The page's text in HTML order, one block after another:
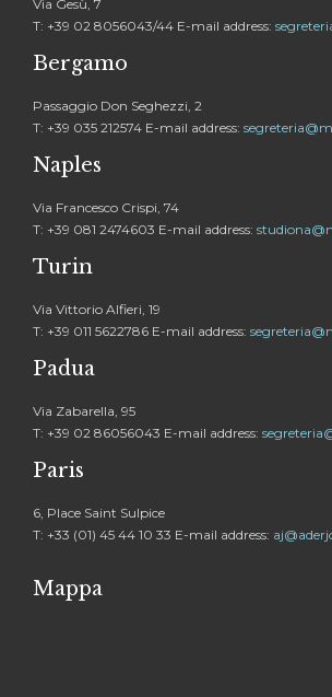
Via Gesù, 7
T: +39 02 8056043/44 E-mail address:
Bergamo
Passaggio Don Seghezzi, 2
T: +39 035 212574 E-mail address:
Naples
Via Francesco Crispi, 74
T: +39 081 2474603 E-mail address:
Turin
Via Vittorio Alfieri, 19
T: +39 011 5622786 E-mail address:
Padua
Via Zabarella, 95
T: +39 02 86056043 E-mail address:
Paris
6, Place Saint Sulpice
T: +33 (01) 45 44 10 33 E-mail address:
Mappa